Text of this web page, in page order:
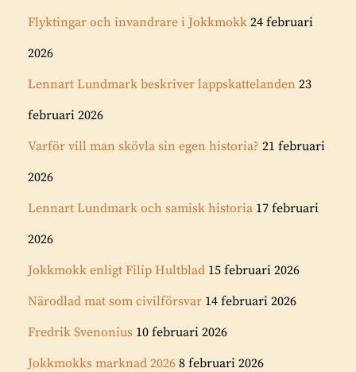
Flyktingar och invandrare i Jokkmokk 24 februari
2026
Lennart Lundmark beskriver lappskattelanden 23
februari 2026
Varför vill man skövla sin egen historia? 21 februari
2026
Lennart Lundmark och samisk historia 17 februari
2026
Jokkmokk enligt Filip Hultblad 15 februari 2026
Närodlad mat som civilförsvar 14 februari 2026
Fredrik Svenonius 10 februari 2026
Jokkmokks marknad 2026 8 februari 2026